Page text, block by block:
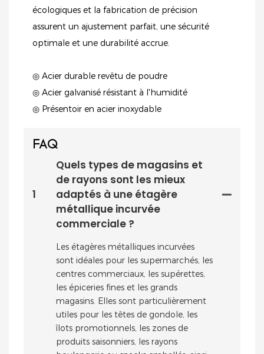
écologiques et la fabrication de précision
assurent un ajustement parfait, une sécurité
optimale et une durabilité accrue.
◎ Acier durable revêtu de poudre
◎ Acier galvanisé résistant à l'humidité
◎ Présentoir en acier inoxydable
FAQ
1
Quels types de magasins et
de rayons sont les mieux
adaptés à une étagère
métallique incurvée
commerciale ?
Les étagères métalliques incurvées
sont idéales pour les supermarchés, les
centres commerciaux, les supérettes,
les épiceries fines et les grands
magasins. Elles sont particulièrement
utiles pour les têtes de gondole, les
îlots promotionnels, les zones de
produits saisonniers, les rayons